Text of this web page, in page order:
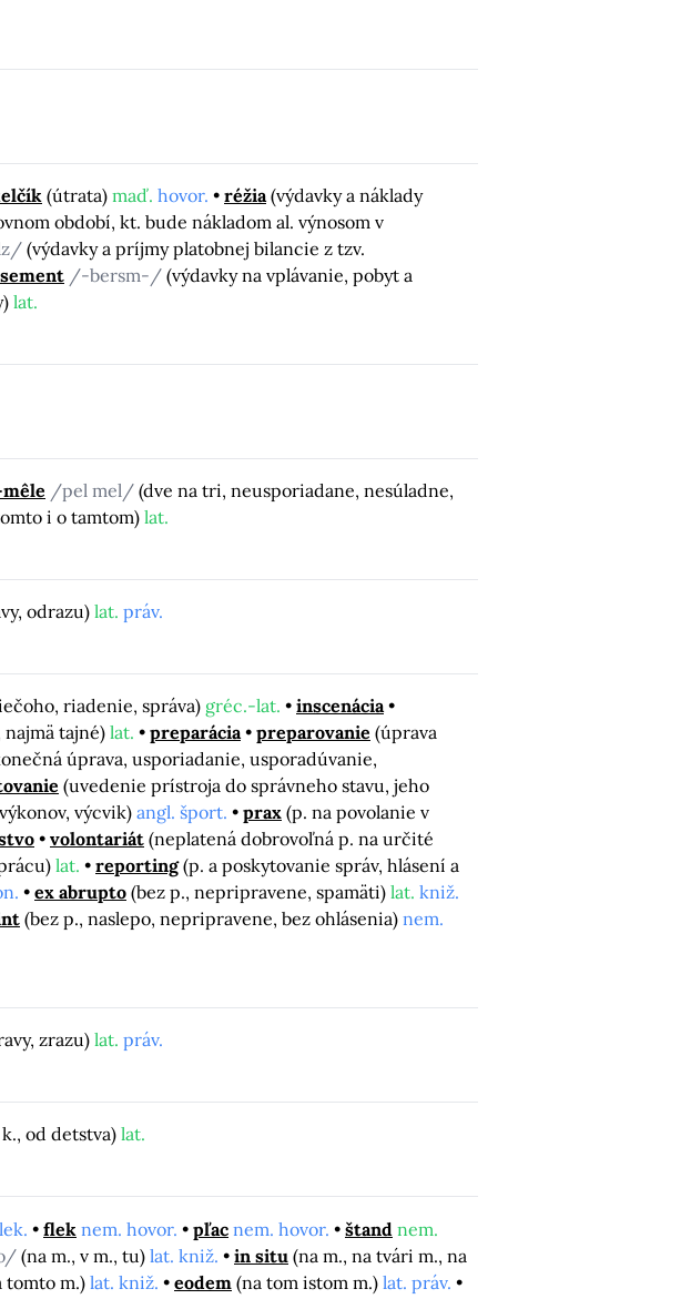
(útrata) maď. hovor. réžia (výdavky a náklady
období, kt. bude nákladom al. výnosom v
(výdavky a príjmy platobnej bilancie z tzv.
/-bersm-/ (výdavky na vplávanie, pobyt a
lat.
/pel mel/ (dve na tri, neusporiadane, nesúladne,
i o tamtom) lat.
odrazu) lat. práv.
riadenie, správa) gréc.-lat.
inscenácia
tajné)lat. preparácia preparovanie (úprava
úprava, usporiadanie, usporadúvanie,
(uvedenie prístroja do správneho stavu, jeho
výcvik) angl. šport. prax (p. na povolanie v
volontariát (neplatená dobrovoľná p. na určité
lat. reporting (p. a poskytovanie správ, hlásení a
ex abrupto (bez p., nepripravene, spamäti) lat. kniž.
(bez p., naslepo, nepripravene, bez ohlásenia) nem.
zrazu)lat. práv.
od detstva)lat.
flek nem. hovor. pľac nem. hovor. štand nem.
(na m., v m., tu) lat. kniž. in situ (na m., na tvári m., na
tomto m.)lat. kniž. eodem (na tom istom m.) lat. práv.